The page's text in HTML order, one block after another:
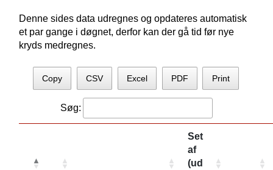
Denne sides data udregnes og opdateres automatisk
et par gange i døgnet, derfor kan der gå tid før nye
kryds medregnes.
Copy CSV Excel PDF Print
Søg:
Set
af
(ud